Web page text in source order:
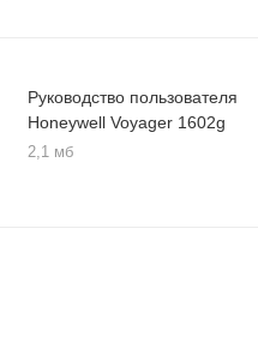
Руководство пользователя
Honeywell Voyager 1602g
2,1 мб